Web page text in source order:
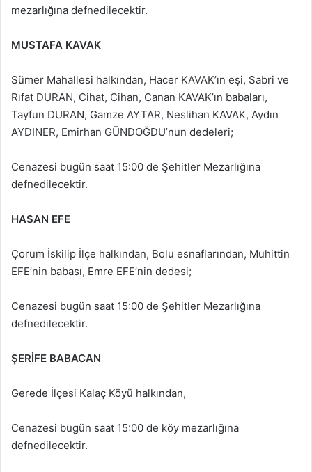
mezarlığına defnedilecektir.
MUSTAFA KAVAK
Sümer Mahallesi halkından, Hacer KAVAK’ın eşi, Sabri ve
Rıfat DURAN, Cihat, Cihan, Canan KAVAK’ın babaları,
Tayfun DURAN, Gamze AYTAR, Neslihan KAVAK, Aydın
AYDINER, Emirhan GÜNDOĞDU’nun dedeleri;
Cenazesi bugün saat 15:00 de Şehitler Mezarlığına
defnedilecektir.
HASAN EFE
Çorum İskilip İlçe halkından, Bolu esnaflarından, Muhittin
EFE’nin babası, Emre EFE’nin dedesi;
Cenazesi bugün saat 15:00 de Şehitler Mezarlığına
defnedilecektir.
ŞERİFE BABACAN
Gerede İlçesi Kalaç Köyü halkından,
Cenazesi bugün saat 15:00 de köy mezarlığına
defnedilecektir.